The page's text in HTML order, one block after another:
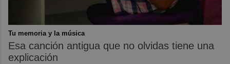
Tu memoria y la música
Esa canción antigua que no olvidas tiene una
explicación